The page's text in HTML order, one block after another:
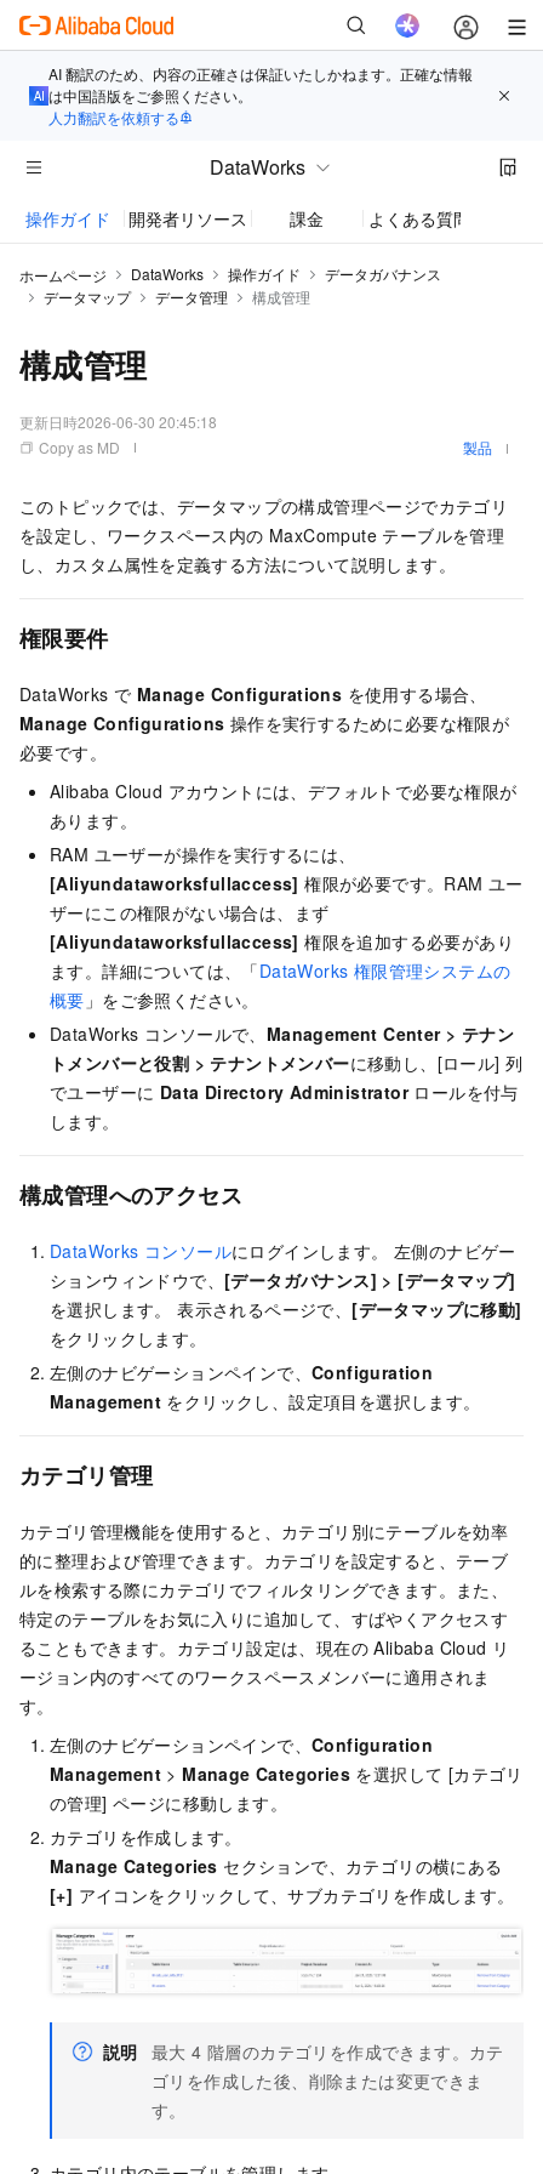
AI 翻訳のため、内容の正確さは保証いたしかねます。正確な情報
は中国語版をご参照ください。
人力翻訳を依頼する
DataWorks
操作ガイド 開発者リソース 課金 よくある質問
ホームページ DataWorks 操作ガイド
データガバナンス
データマップ
データ管理 構成管理
構成管理
更新日時2026-06-30 20:45:18
Copy as MD
製品
このトピックでは、データマップの構成管理ページでカテゴリ
を設定し、ワークスペース内の MaxCompute テーブルを管理
し、カスタム属性を定義する方法について説明します。
権限要件
DataWorks で Manage Configurations を使用する場合、
Manage Configurations 操作を実行するために必要な権限が
必要です。
Alibaba Cloud アカウントには、デフォルトで必要な権限が
あります。
RAM ユーザーが操作を実行するには、
[Aliyundataworksfullaccess] 権限が必要です。RAM ユー
ザーにこの権限がない場合は、まず
[Aliyundataworksfullaccess] 権限を追加する必要があり
ます。詳細については、「DataWorks 権限管理システムの
概要 」をご参照ください。
DataWorks コンソールで、 Management Center> テナン
トメンバーと役割 > テナントメンバーに移動し、[ロール] 列
でユーザーに Data Directory Administratorロールを付与
します。
構成管理へのアクセス
DataWorks コンソールにログインします。 左側のナビゲー
ションウィンドウで、 [データガバナンス] > [データマップ]
を選択します。 表示されるページで、 [データマップに移動]
をクリックします。
左側のナビゲーションペインで、 Configuration
Management をクリックし、設定項目を選択します。
カテゴリ管理
カテゴリ管理機能を使用すると、カテゴリ別にテーブルを効率
的に整理および管理できます。カテゴリを設定すると、テーブ
ルを検索する際にカテゴリでフィルタリングできます。また、
特定のテーブルをお気に入りに追加して、すばやくアクセスす
ることもできます。カテゴリ設定は、現在の Alibaba Cloud リ
ージョン内のすべてのワークスペースメンバーに適用されま
す。
左側のナビゲーションペインで、 Configuration
Management > Manage Categories を選択して [カテゴリ
の管理] ページに移動します。
カテゴリを作成します。
Manage Categories セクションで、カテゴリの横にある
[+] アイコンをクリックして、サブカテゴリを作成します。
説明 最大 4 階層のカテゴリを作成できます。カテ
ゴリを作成した後、削除または変更できま
す。